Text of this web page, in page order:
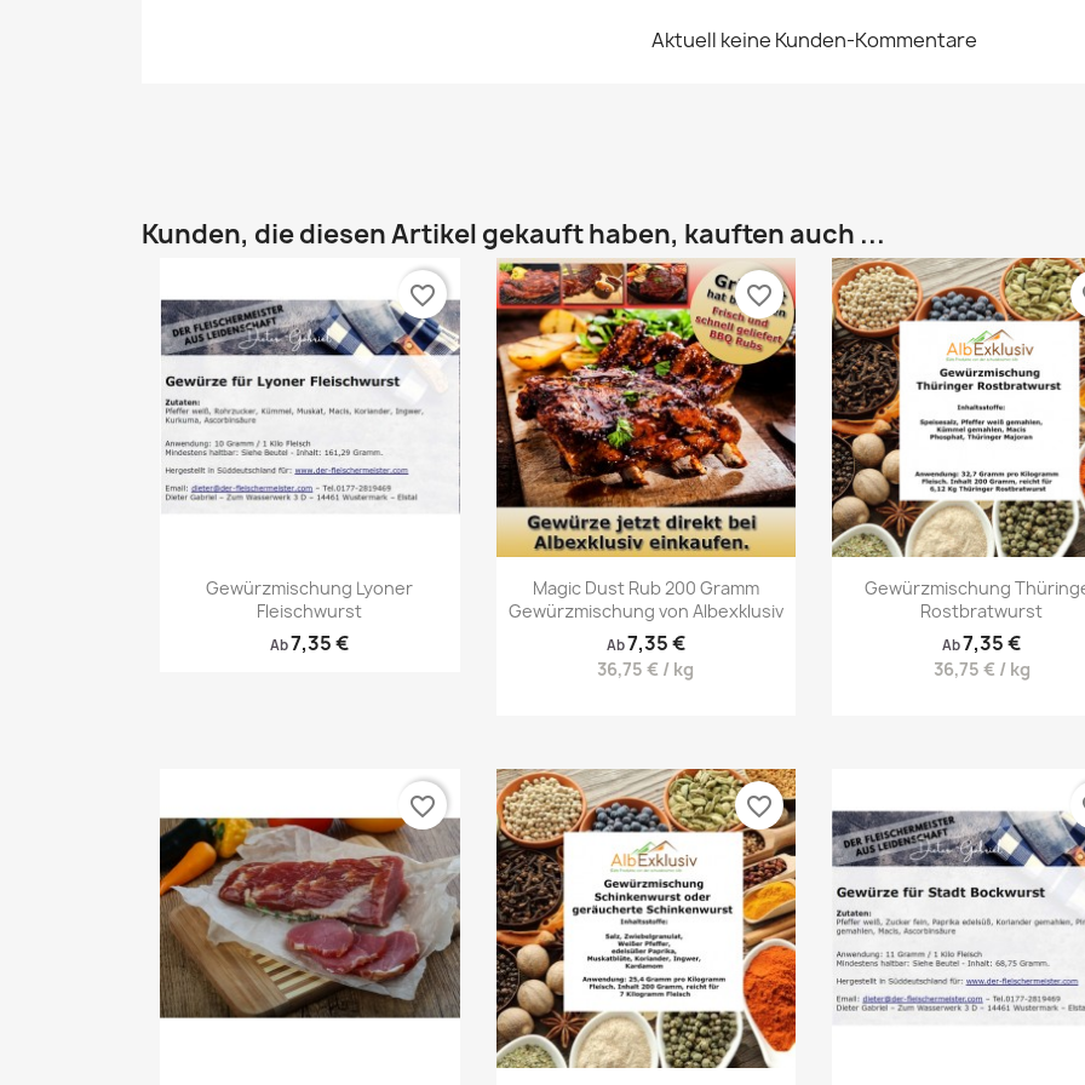
Aktuell keine Kunden-Kommentare
Kunden, die diesen Artikel gekauft haben, kauften auch ...
Vorschau
Gewürzmischung Lyoner
Fleischwurst
Ab7,35 €
favorite_border
Vorschau
Magic Dust Rub 200 Gramm
Gewürzmischung von Albexklusiv
Ab7,35 €
36,75 € / kg
favorite_border
Vorschau
Gewürzmischung
Rostbratwurst
Ab7,35 €
36,75 € / kg
favorite_border favorite_border